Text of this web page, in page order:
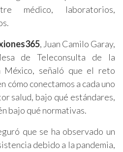
médico, laboratorios,
, Juan Camilo Garay,
de Teleconsulta de la
México, señaló que el reto
cómo conectamos a cada uno
salud, bajo qué estándares,
bajo qué normativas.
que se ha observado un
debido a la pandemia,